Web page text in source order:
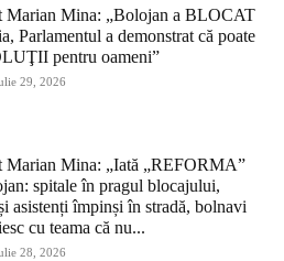
Marian Mina: „Bolojan a BLOCAT
Parlamentul a demonstrat că poate
pentru oameni”
29, 2026
Marian Mina: „Iată „REFORMA”
spitale în pragul blocajului,
asistenți împinși în stradă, bolnavi
cu teama că nu...
28, 2026